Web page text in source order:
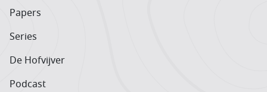
Papers
Series
De Hofvijver
Podcast